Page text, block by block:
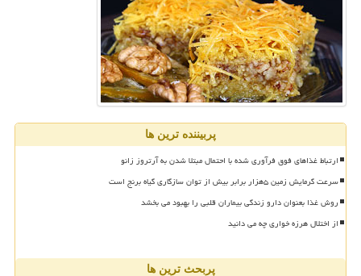
پربیننده ترین ها
ارتباط غذاهای فوق فرآوری شده با احتمال مبتلا شدن به آرتروز زانو
سرعت گرمایش زمین ۵هزار برابر بیش از توان سازگاری گیاه برنج است
روش غذا بعنوان دارو زندگی بیماران قلبی را بهبود می بخشد
از اختلال هرزه خواری چه می دانید
پربحث ترین ها